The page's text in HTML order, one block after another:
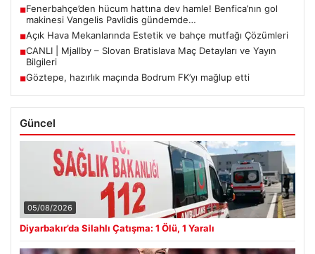
■Fenerbahçe’den hücum hattına dev hamle! Benfica’nın gol
makinesi Vangelis Pavlidis gündemde…
■Açık Hava Mekanlarında Estetik ve bahçe mutfağı Çözümleri
■CANLI | Mjallby – Slovan Bratislava Maç Detayları ve Yayın
Bilgileri
■Göztepe, hazırlık maçında Bodrum FK’yı mağlup etti
Güncel
05/08/2026
Diyarbakır’da Silahlı Çatışma: 1 Ölü, 1 Yaralı